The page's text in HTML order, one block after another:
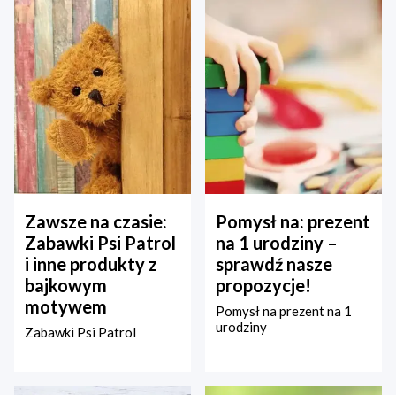
Zawsze na czasie:
Zabawki Psi Patrol
i inne produkty z
bajkowym
motywem
Zabawki Psi Patrol
Pomysł na: prezent
na 1 urodziny –
sprawdź nasze
propozycje!
Pomysł na prezent na 1
urodziny